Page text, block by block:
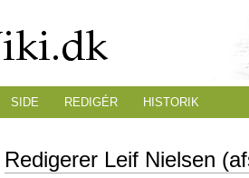
Redigerer Leif Nielsen
SIDE REDIGÉR HISTORIK